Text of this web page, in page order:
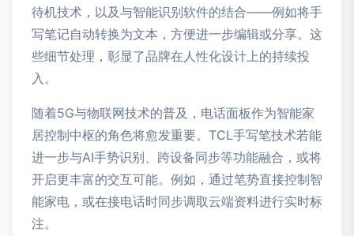
待机技术，以及与智能识别软件的结合——例如将手
写笔记自动转换为文本，方便进一步编辑或分享。这
些细节处理，彰显了品牌在人性化设计上的持续投
入。
随着5G与物联网技术的普及，电话面板作为智能家
居控制中枢的角色将愈发重要。TCL手写笔技术若能
进一步与AI手势识别、跨设备同步等功能融合，或将
开启更丰富的交互可能。例如，通过笔势直接控制智
能家电，或在接电话时同步调取云端资料进行实时标
注。